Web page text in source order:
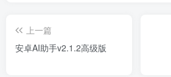
上一篇
安卓AI助手v2.1.2高级版